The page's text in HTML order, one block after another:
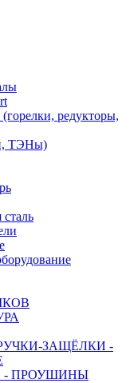
редукторы,
ТЭНы)
ЗАЩЁЛКИ -
- ПРОУШИНЫ